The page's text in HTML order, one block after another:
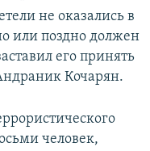
не оказались в
или поздно должен
его принять
Кочарян.
человек,